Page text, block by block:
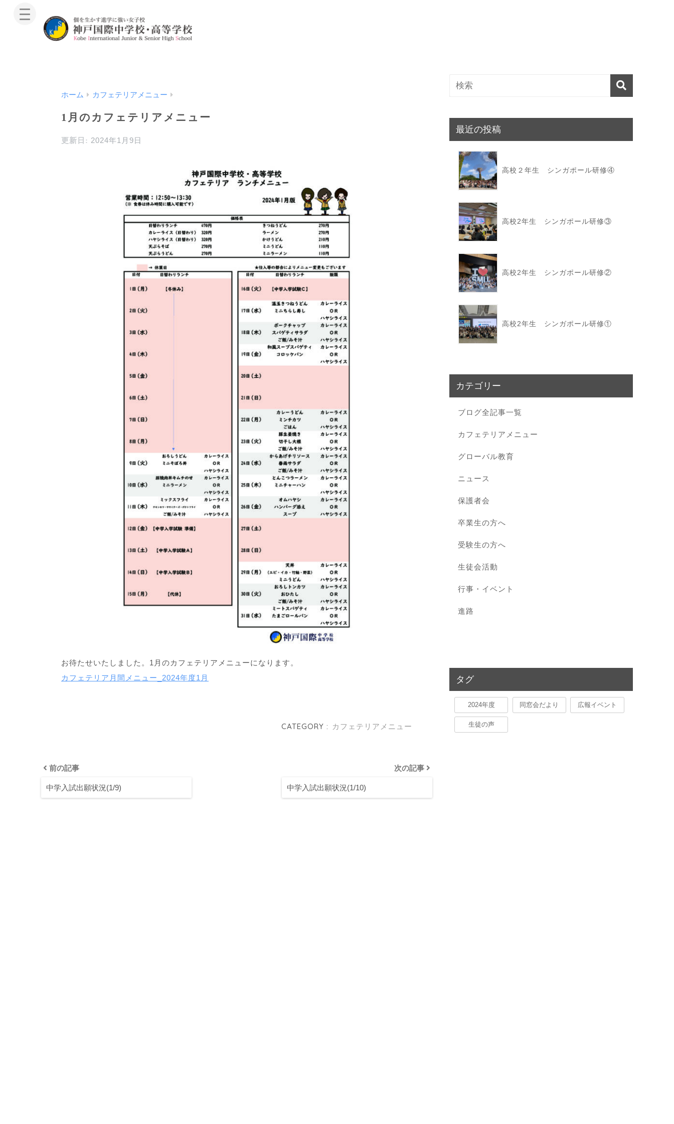
ホーム カフェテリアメニュー
1月のカフェテリアメニュー
2024年1月9日
お待たせいたしました。1月のカフェテリアメニューになります。
カフェテリア月間メニュー_2024年度1月
CATEGORY : カフェテリアメニュー
前の記事
中学入試出願状況(1/9)
次の記事
中学入試出願状況(1/10)
最近の投稿
高校２年生 シンガポール研修④
高校2年生 シンガポール研修③
高校2年生 シンガポール研修②
高校2年生 シンガポール研修①
カテゴリー
ブログ全記事一覧
カフェテリアメニュー
グローバル教育
ニュース
保護者会
卒業生の方へ
受験生の方へ
生徒会活動
行事・イベント
進路
タグ
2024年度 同窓会だより 広報イベント
生徒の声